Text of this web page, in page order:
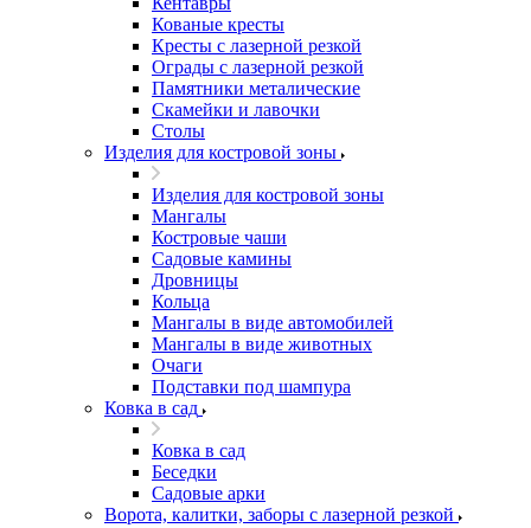
Кованые кресты
Кресты с лазерной резкой
Ограды с лазерной резкой
Памятники металические
Скамейки и лавочки
Столы
Изделия для костровой зоны
Изделия для костровой зоны
Мангалы
Костровые чаши
Садовые камины
Дровницы
Кольца
Мангалы в виде автомобилей
Мангалы в виде животных
Очаги
Подставки под шампура
Ковка в сад
Ковка в сад
Беседки
Садовые арки
Ворота, калитки, заборы с лазерной резкой